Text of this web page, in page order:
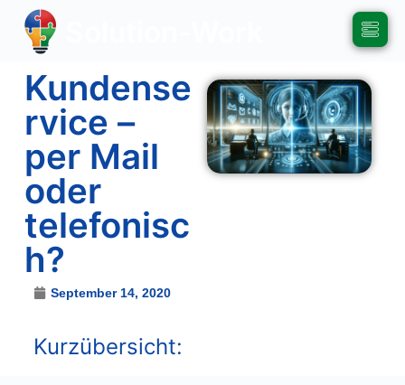
Kundense
rvice –
per Mail
oder
telefonisc
h?
September 14, 2020
Kurzübersicht: